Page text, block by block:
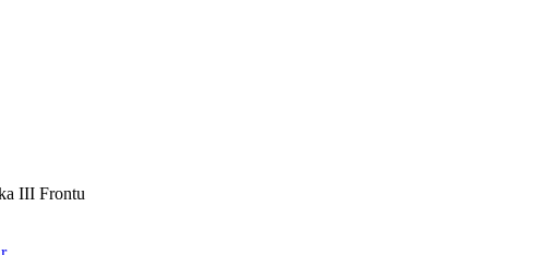
III Frontu